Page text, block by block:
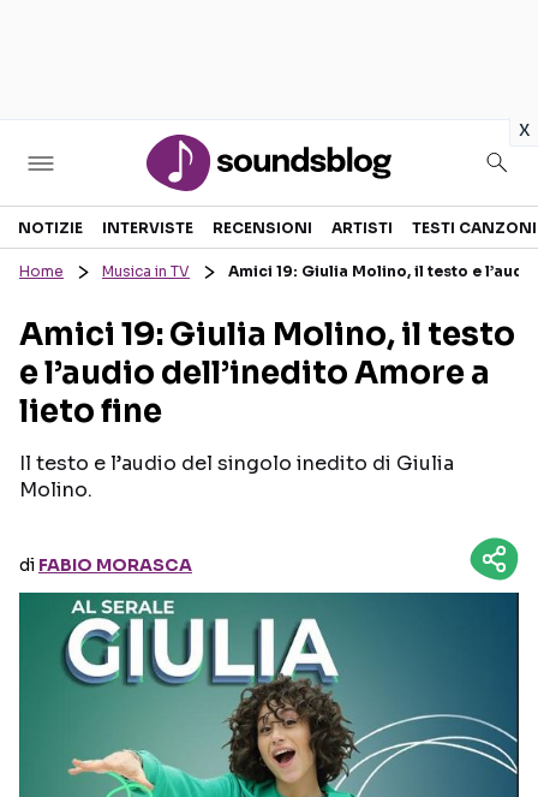
x
Sezioni
RECENSIONI MUSICALI
INTERVISTE
GOSSIP E CURIOSITÀ
TESTI CANZONI
TOUR ED EVENTI
Seguici sui social
NOTIZIE INTERVISTE RECENSIONI ARTISTI TESTI CANZONI
Home Musica in TV Amici 19: Giulia Molino, il testo e
Amici 19: Giulia Molino, il testo
e l’audio dell’inedito Amore a
lieto fine
Il testo e l’audio del singolo inedito di Giulia
Molino.
di FABIO MORASCA